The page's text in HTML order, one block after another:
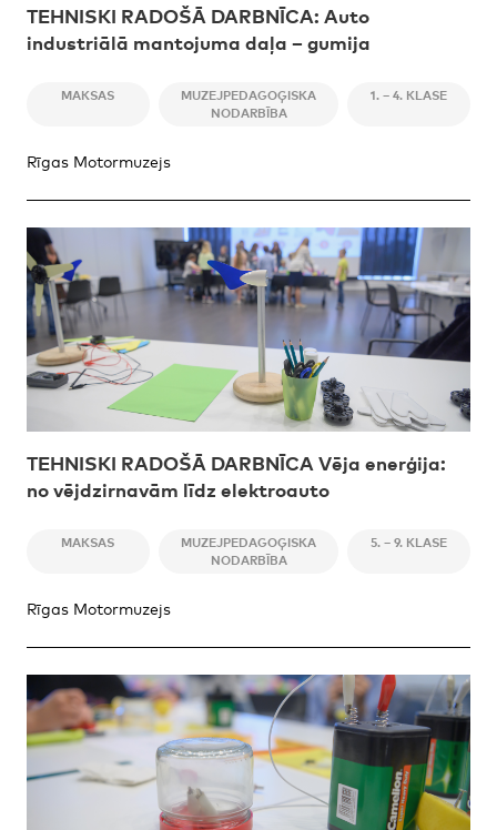
TEHNISKI RADOŠĀ DARBNĪCA: Auto
industriālā mantojuma daļa – gumija
MAKSAS
MUZEJPEDAGOĢISKA
NODARBĪBA
1. – 4. KLASE
Rīgas Motormuzejs
TEHNISKI RADOŠĀ DARBNĪCA Vēja enerģija:
no vējdzirnavām līdz elektroauto
MAKSAS
MUZEJPEDAGOĢISKA
NODARBĪBA
5. – 9. KLASE
Rīgas Motormuzejs